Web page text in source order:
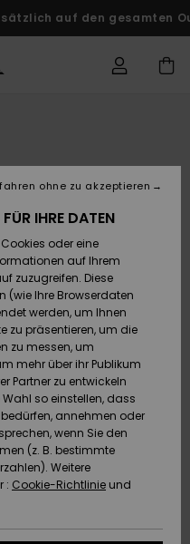
auf den gesamten
IHRE DATEN
oder eine
auf Ihrem
zuzugreifen. Diese
(wie Ihre Browserdaten
werden, um Ihnen
zu präsentieren, um die
zu messen, um
mehr über ihr Publikum
Partner zu entwickeln
Wahl so einstellen, dass
annehmen oder
wenn Sie den
(z. B. bestimmte
Weitere
: Cookie-Richtlinie und
ohne zu akzeptieren